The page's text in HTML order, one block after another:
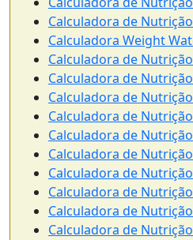
Calculadora de
Calculadora Weight
Calculadora de
Calculadora de
Calculadora de
Calculadora de
Calculadora de Nutrição
Calculadora de
Calculadora de
Calculadora de
Calculadora de
Calculadora de